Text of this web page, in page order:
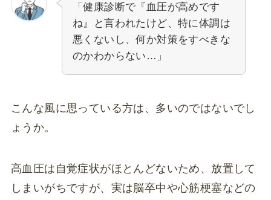
「健康診断で『血圧が高めです
ね』と言われたけど、特に体調は
悪くないし、何か対策をすべきな
のかわからない…」
こんな風に思っている方は、多いのではないでし
ょうか。
高血圧は自覚症状がほとんどないため、放置して
しまいがちですが、実は脳卒中や心筋梗塞などの